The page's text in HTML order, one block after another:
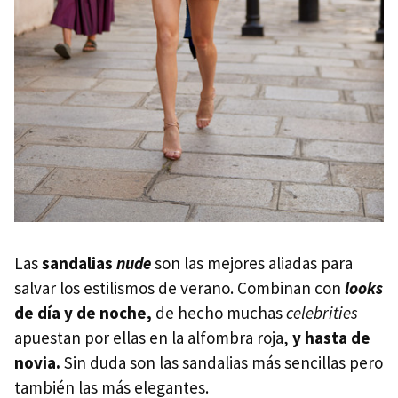
Lassandalias nudeson las mejores aliadas para
salvar los estilismos de verano. Combinan con looks
de día y de noche, de hecho muchascelebrities
apuestan por ellas en la alfombra roja, y hasta de
novia. Sin duda son las sandalias más sencillas pero
también las más elegantes.